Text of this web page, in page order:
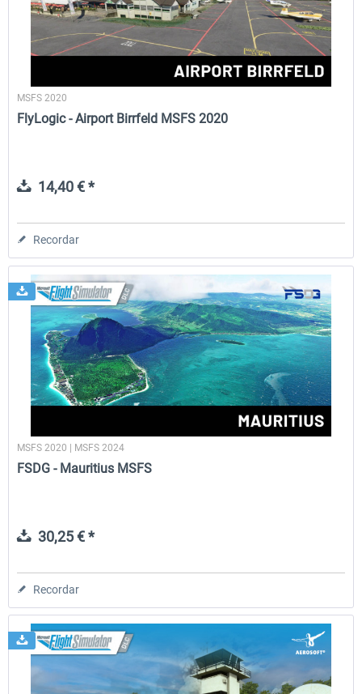
MSFS 2020
FlyLogic - Airport Birrfeld MSFS 2020
14,40 € *
Recordar
MSFS 2020 | MSFS 2024
FSDG - Mauritius MSFS
30,25 € *
Recordar